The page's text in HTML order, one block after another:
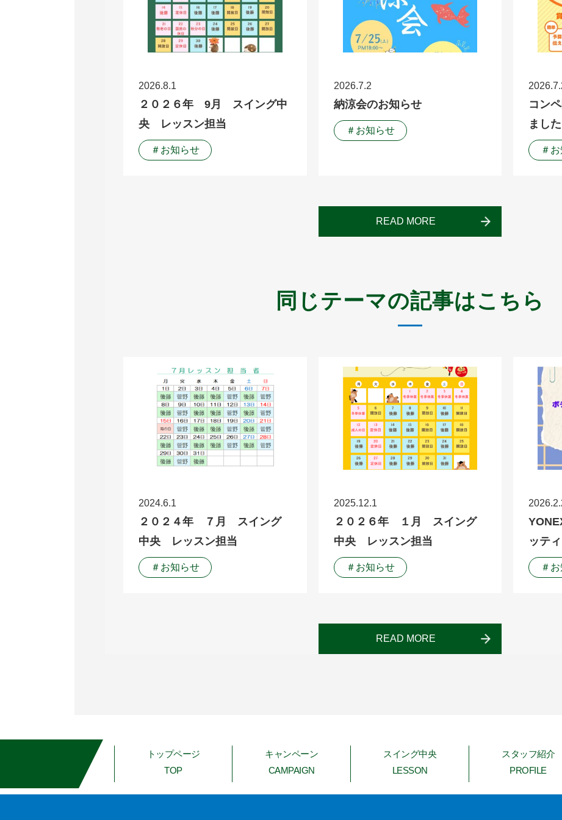
2026.8.1
２０２６年 9月 スイング中
央 レッスン担当
＃お知らせ
2026.7.2
納涼会のお知らせ
＃お知らせ
コン
ました
＃
READ MORE
同じテーマの記事はこちら
2024.6.1
２０２４年 ７月 スイング
中央 レッスン担当
＃お知らせ
2025.12.1
２０２６年 １月 スイング
中央 レッスン担当
＃お知らせ
ッテ
＃
READ MORE
トップページ
TOP
キャンペーン
CAMPAIGN
スイング中央
LESSON
スタッフ紹介
PROFILE